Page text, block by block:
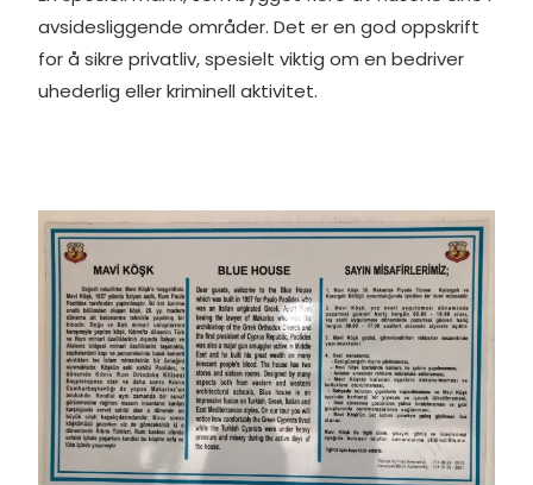
avsidesliggende områder. Det er en god oppskrift
for å sikre privatliv, spesielt viktig om en bedriver
uhederlig eller kriminell aktivitet.